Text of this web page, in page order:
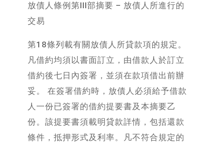
放債人條例第III部摘要 – 放債人所進行的
交易
第18條列載有關放債人所貸款項的規定。
凡借約均須以書面訂立，由借款人於訂立
借約後七日內簽署，並須在款項借出前辦
妥。 在簽署借約時，放債人必須給予借款
人一份已簽署的借約提要書及本摘要乙
份。該提要書須載明貸款詳情，包括還款
條件，抵押形式及利率。凡不符合規定的